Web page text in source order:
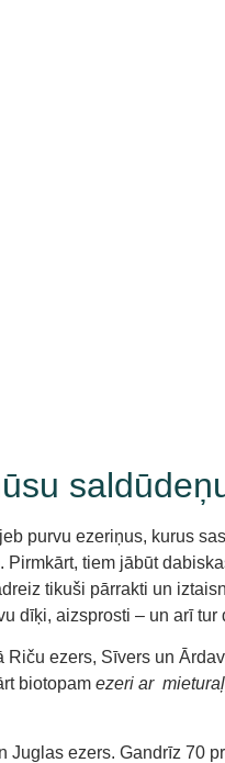
purvu ezeriņus, kurus
tiem jābūt
tikuši pārrakti un
dīķi, aizsprosti – un arī tur
ezers, Sīvers un
biotopam ezeri ar
ezers. Gandrīz 70